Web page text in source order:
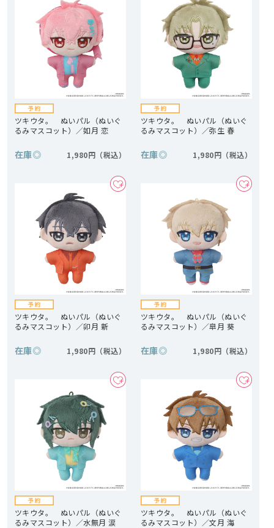
ツキウタ。 ぬいパル（ぬいぐ
るみマスコット）／如月 恋
在庫◎ 1,980円
ツキウタ。 ぬいパル（ぬいぐ
るみマスコット）／弥生 春
在庫◎ 1,980円
ツキウタ。 ぬいパル（ぬいぐ
るみマスコット）／卯月 新
在庫◎ 1,980円
ツキウタ。 ぬいパル（ぬいぐ
るみマスコット）／皐月 葵
在庫◎ 1,980円
ツキウタ。 ぬいパル（ぬいぐ
るみマスコット）／水無月 涙
ツキウタ。 ぬいパル（ぬいぐ
るみマスコット）／文月 海